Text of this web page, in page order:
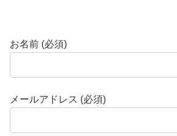
お名前 (必須)
メールアドレス (必須)